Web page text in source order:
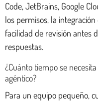
Code, JetBrains, Google
los permisos, la
facilidad de revisión antes
respuestas.
¿Cuánto tiempo se
agéntico?
Para un equipo pequeño,